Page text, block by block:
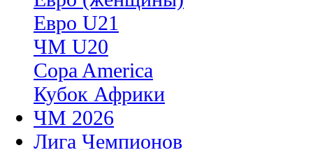
Евро U21
ЧМ U20
Copa America
Кубок Африки
ЧМ 2026
Лига Чемпионов